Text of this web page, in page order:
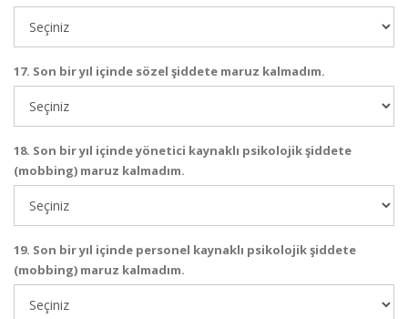
17. Son bir yıl içinde sözel şiddete maruz kalmadım.
18. Son bir yıl içinde yönetici kaynaklı psikolojik şiddete
(mobbing) maruz kalmadım.
19. Son bir yıl içinde personel kaynaklı psikolojik şiddete
(mobbing) maruz kalmadım.